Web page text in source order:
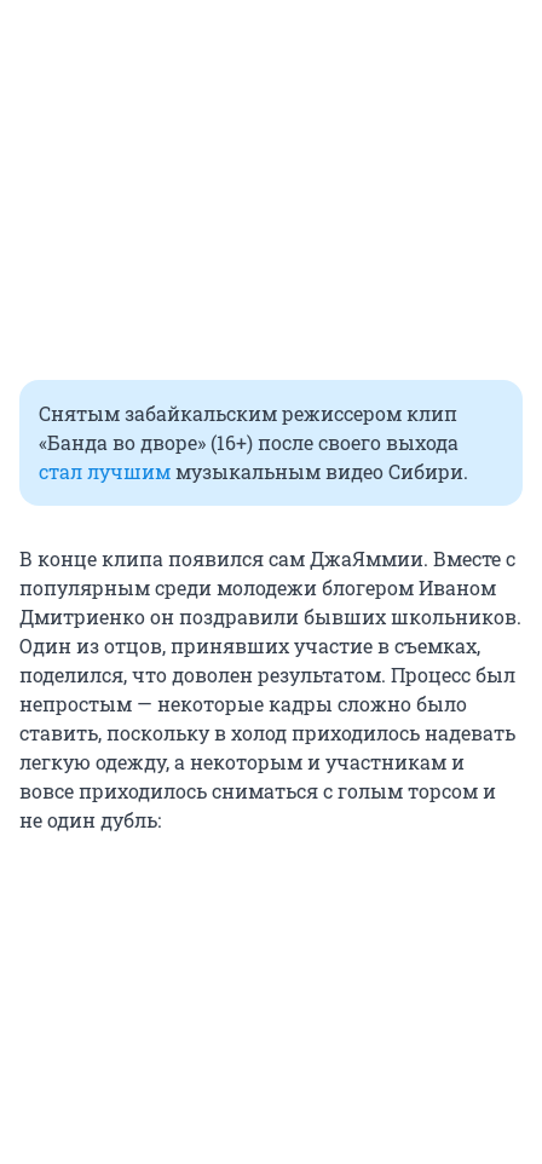
Снятым забайкальским режиссером клип
«Банда во дворе» (16+) после своего выхода
стал лучшиммузыкальным видео Сибири.
В конце клипа появился сам ДжаЯммии. Вместе с
популярным среди молодежи блогером Иваном
Дмитриенко он поздравили бывших школьников.
Один из отцов, принявших участие в съемках,
поделился, что доволен результатом. Процесс был
непростым — некоторые кадры сложно было
ставить, поскольку в холод приходилось надевать
легкую одежду, а некоторым и участникам и
вовсе приходилось сниматься с голым торсом и
не один дубль: